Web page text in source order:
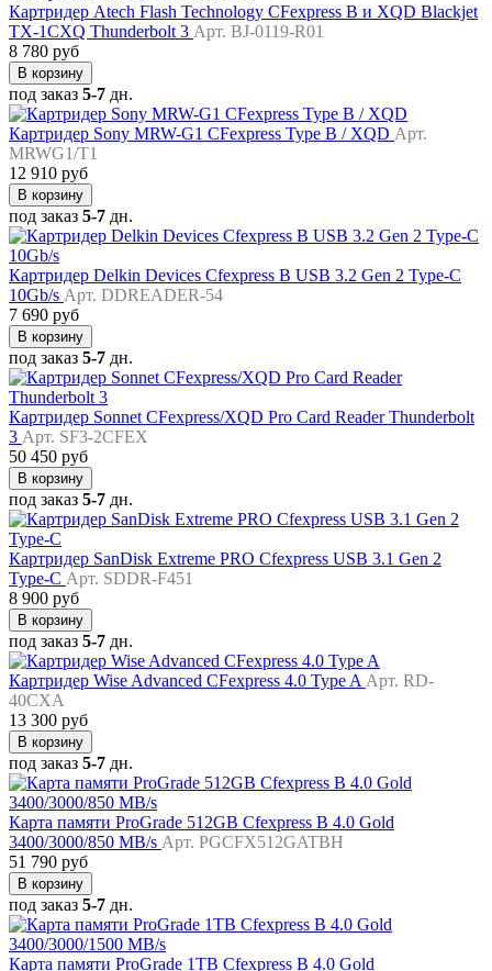
Картридер Atech Flash Technology CFexpress B и XQD Blackjet
TX-1CXQ Thunderbolt 3 Арт. BJ-0119-R01
8 780 руб
В корзину
под заказ 5-7 дн.
Картридер Sony MRW-G1 CFexpress Type B / XQD Арт.
MRWG1/T1
12 910 руб
В корзину
под заказ 5-7 дн.
Картридер Delkin Devices Cfexpress B USB 3.2 Gen 2 Type-C
10Gb/s Арт. DDREADER-54
7 690 руб
В корзину
под заказ 5-7 дн.
Картридер Sonnet CFexpress/XQD Pro Card Reader Thunderbolt
3 Арт. SF3-2CFEX
50 450 руб
В корзину
под заказ 5-7 дн.
Картридер SanDisk Extreme PRO Cfexpress USB 3.1 Gen 2
Type-C Арт. SDDR-F451
8 900 руб
В корзину
под заказ 5-7 дн.
Картридер Wise Advanced CFexpress 4.0 Type A Арт. RD-
40CXA
13 300 руб
В корзину
под заказ 5-7 дн.
Карта памяти ProGrade 512GB Cfexpress B 4.0 Gold
3400/3000/850 MB/s Арт. PGCFX512GATBH
51 790 руб
В корзину
под заказ 5-7 дн.
Карта памяти ProGrade 1TB Cfexpress B 4.0 Gold